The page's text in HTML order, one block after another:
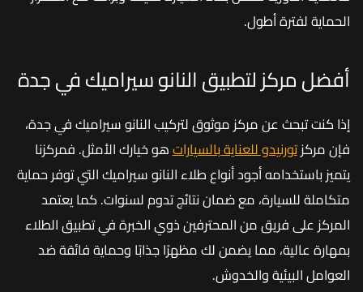
الحماية لفترة أطول.
أفضل مركز لتطبيق النانو سيراميك في جدة
إذا كنت تبحث عن مركز موثوق لتركيب النانو سيراميك في جدة،
فإن مركزتورنيدو للعناية بالسياراتهو خيارك الأمثل. فمركزنا
يتميز باستخدامه أجود أنواع طلاء النانو سيراميك التي توفر حماية
متكاملة للسيارة، مع ضمان نتائج تدوم لسنوات. كما يعتمد
المركز على فريق من المحترفين ذوي الخبرة في تطبيق الطلاء
بمهارة عالية، مما يضمن لك مظهرًا جذابًا وحماية فائقة ضد
العوامل البيئية والخدوش.